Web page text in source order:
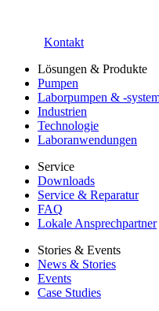
Kontakt
Lösungen & Produkte
Pumpen
Laborpumpen & -
Industrien
Technologie
Laboranwendungen
Service
Downloads
Service & Reparatur
FAQ
Lokale Ansprechpartner
Stories & Events
News & Stories
Events
Case Studies